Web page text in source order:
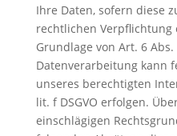
Ihre Daten, sofern diese
rechtlichen
Grundlage von Art. 6 Abs.
Datenverarbeitung kann
unseres berechtigten
lit. f DSGVO erfolgen.
einschlägigen